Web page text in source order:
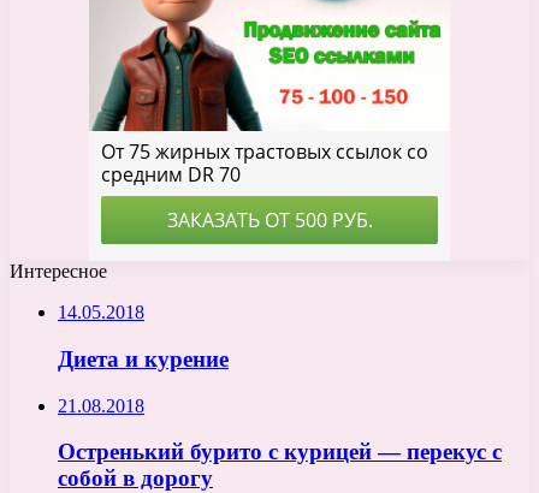
Интересное
14.05.2018
Диета и курение
21.08.2018
Остренький бурито с курицей — перекус с
собой в дорогу